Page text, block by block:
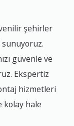
şehirler
sunuyoruz.
güvenle ve
Ekspertiz
hizmetleri
kolay hale